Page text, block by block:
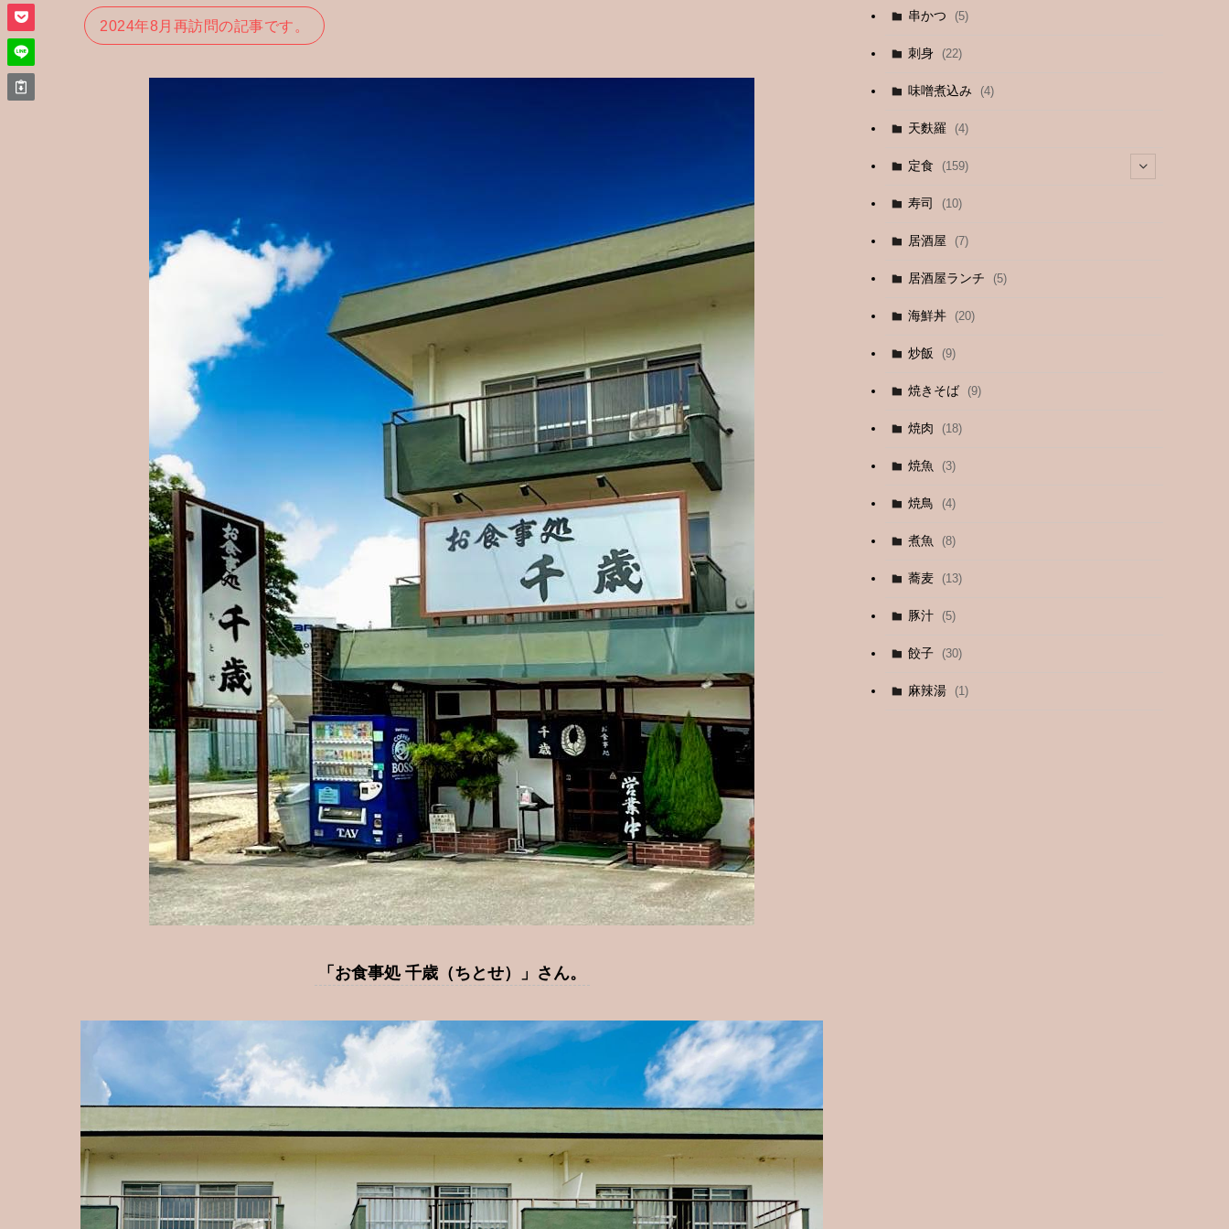
2024年8月再訪問の記事です。
「お食事処 千歳（ちとせ）」さん。
串かつ (5)
刺身 (22)
味噌煮込み (4)
天麩羅 (4)
定食 (159)
(4)
(9)
(3)
(4)
寿司 (10)
居酒屋 (7)
居酒屋ランチ (5)
海鮮丼 (20)
炒飯 (9)
焼きそば (9)
焼肉 (18)
焼魚 (3)
焼鳥 (4)
煮魚 (8)
蕎麦 (13)
豚汁 (5)
餃子 (30)
麻辣湯 (1)